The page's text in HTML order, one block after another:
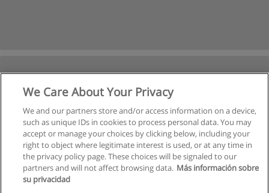
Próxima
de
We Care About Your Privacy
We and our partners store and/or access information on a device,
such as unique IDs in cookies to process personal data. You may
accept or manage your choices by clicking below, including your
right to object where legitimate interest is used, or at any time in
the privacy policy page. These choices will be signaled to our
partners and will not affect browsing data. Más información sobre
su privacidad